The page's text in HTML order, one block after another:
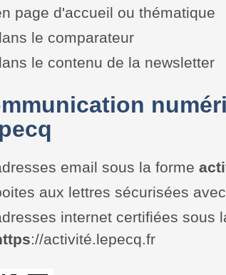
page d'accueil ou thématique
le comparateur
le contenu de la newsletter
email sous la forme
aux lettres sécurisées
internet certifiées sous
://activité.lepecq.fr